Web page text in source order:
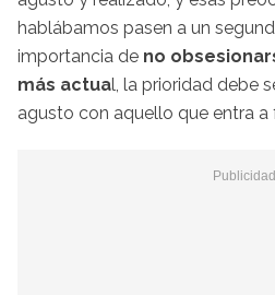
hablábamos pasen a un
importancia de no
más actual, la prioridad debe
agusto con aquello que entra